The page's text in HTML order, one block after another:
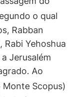
o qual
Rabban
Rabi Yehoshua
Jerusalém
Ao
Monte Scopus)